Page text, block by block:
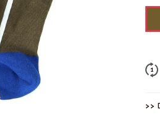
1
>>